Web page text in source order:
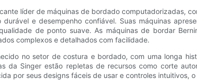
líder de máquinas de bordado computadorizadas,
e desempenho confiável. Suas máquinas
de ponto suave. As máquinas de bordar
complexos e detalhados com facilidade.
no setor de costura e bordado, com uma longa
da Singer estão repletas de recursos como corte
por seus designs fáceis de usar e controles intuitivos,